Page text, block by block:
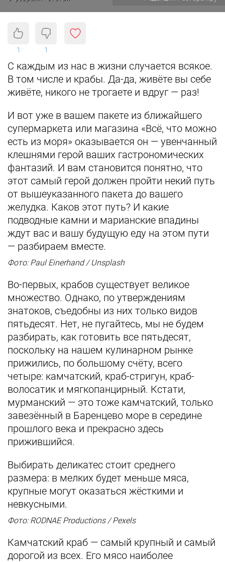
1 1
С каждым из нас в жизни случается всякое.
В том числе и крабы. Да-да, живёте вы себе
живёте, никого не трогаете и вдруг — раз!
И вот уже в вашем пакете из ближайшего
супермаркета или магазина «Всё, что можно
есть из моря» оказывается он — увенчанный
клешнями герой ваших гастрономических
фантазий. И вам становится понятно, что
этот самый герой должен пройти некий путь
от вышеуказанного пакета до вашего
желудка. Каков этот путь? И какие
подводные камни и марианские впадины
ждут вас и вашу будущую еду на этом пути
— разбираем вместе.
Фото: Paul Einerhand / Unsplash
Во-первых, крабов существует великое
множество. Однако, по утверждениям
знатоков, съедобны из них только видов
пятьдесят. Нет, не пугайтесь, мы не будем
разбирать, как готовить все пятьдесят,
поскольку на нашем кулинарном рынке
прижились, по большому счёту, всего
четыре: камчатский, краб-стригун, краб-
волосатик и мягкопанцирный. Кстати,
мурманский — это тоже камчатский, только
завезённый в Баренцево море в середине
прошлого века и прекрасно здесь
прижившийся.
Выбирать деликатес стоит среднего
размера: в мелких будет меньше мяса,
крупные могут оказаться жёсткими и
невкусными.
Фото: RODNAE Productions / Pexels
Камчатский краб — самый крупный и самый
дорогой из всех. Его мясо наиболее